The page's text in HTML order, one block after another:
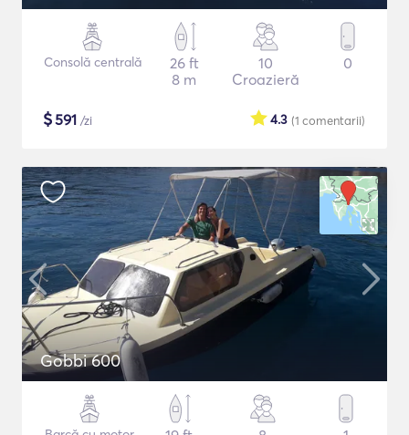
Consolă centrală
26 ft
8 m
10
Croazieră
0
$591 /zi (1 comentarii)
4.3
Gobbi 600